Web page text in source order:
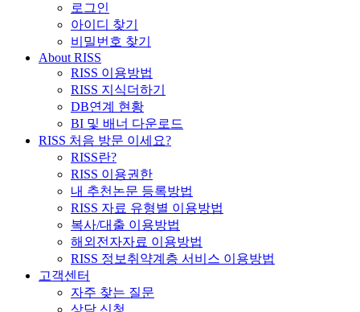
로그인
아이디 찾기
비밀번호 찾기
About RISS
RISS 이용방법
RISS 지식더하기
DB연계 현황
BI 및 배너 다운로드
RISS 처음 방문 이세요?
RISS란?
RISS 이용권한
내 추천논문 등록방법
RISS 자료 유형별 이용방법
복사/대출 이용방법
해외전자자료 이용방법
RISS 정보취약계층 서비스 이용방법
고객센터
자주 찾는 질문